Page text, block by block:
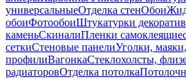
универсальныеОтделка стенОбои
обоиФотообоиШтукатурки
каменьСкиналиПленки
сеткиСтеновые панелиУголки, маяки,
профилиВагонкаСтеклохолсты,
радиаторовОтделка потолка